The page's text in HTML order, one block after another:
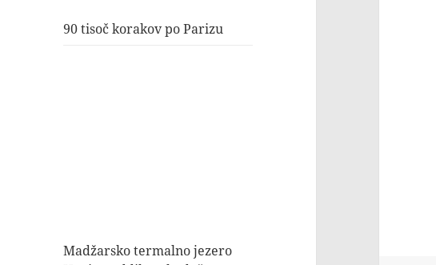
90 tisoč korakov po Parizu
Madžarsko termalno jezero